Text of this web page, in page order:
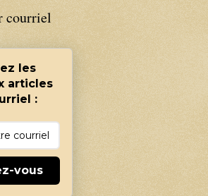
courriel
les
articles
:
vous